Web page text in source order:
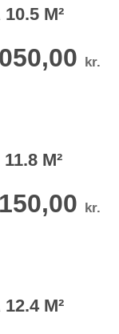
M²
kr.
M²
kr.
M²